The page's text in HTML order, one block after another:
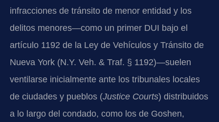
infracciones de tránsito de menor entidad y los
delitos menores—como un primer DUI bajo el
artículo 1192 de la Ley de Vehículos y Tránsito de
Nueva York (N.Y. Veh. & Traf. § 1192)—suelen
ventilarse inicialmente ante los tribunales locales
de ciudades y pueblos (Justice Courts) distribuidos
a lo largo del condado, como los de Goshen,